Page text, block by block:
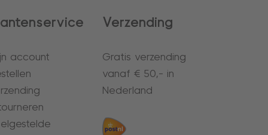
account
Verzending
Gratis verzending
vanaf € 50,- in
Nederland